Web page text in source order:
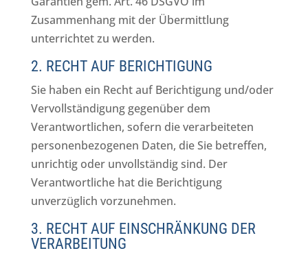
Zusammenhang mit der Übermittlung
unterrichtet zu werden.
2. RECHT AUF BERICHTIGUNG
Sie haben ein Recht auf Berichtigung und/oder
Vervollständigung gegenüber dem
Verantwortlichen, sofern die verarbeiteten
personenbezogenen Daten, die Sie betreffen,
unrichtig oder unvollständig sind. Der
Verantwortliche hat die Berichtigung
unverzüglich vorzunehmen.
3. RECHT AUF EINSCHRÄNKUNG DER
VERARBEITUNG